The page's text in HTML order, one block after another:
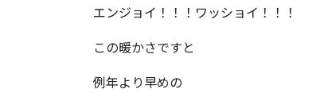
エンジョイ！！！ワッショイ！！！
この暖かさですと
例年より早めの